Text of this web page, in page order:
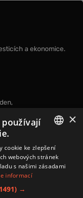
a ekonomice.
spodmínkami
CZECH
×
cookie ke zlepšení
webových stránek
s našimi zásadami
informací
→